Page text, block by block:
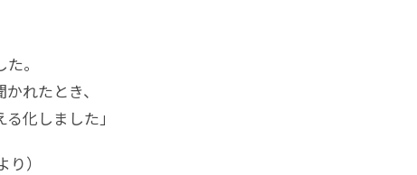
。
れたとき、
化しました」
）